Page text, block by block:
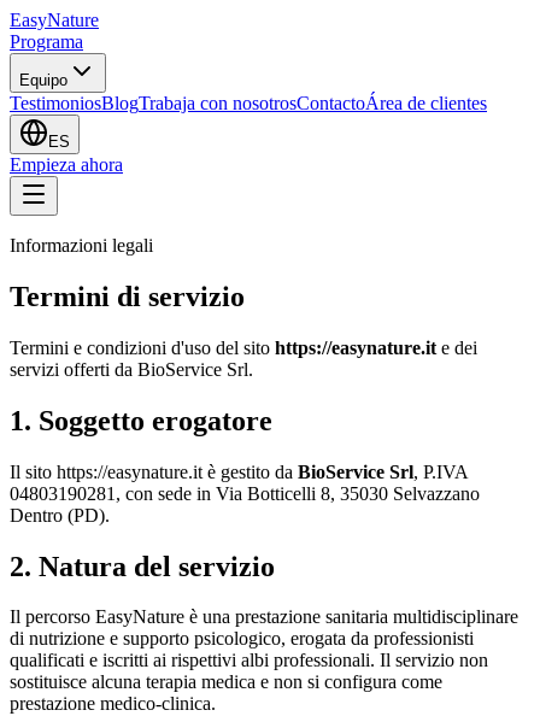
EasyNature
Programa
Equipo
TestimoniosBlogTrabaja con nosotrosContactoÁrea de clientes
ES
Empieza ahora
Informazioni legali
Termini di servizio
Termini e condizioni d'uso del sito https://easynature.it e dei
servizi offerti da BioService Srl.
1. Soggetto erogatore
Il sito https://easynature.it è gestito da BioService Srl, P.IVA
04803190281 , con sede in Via Botticelli 8, 35030 Selvazzano
Dentro (PD).
2. Natura del servizio
Il percorso EasyNature è una prestazione sanitaria multidisciplinare
di nutrizione e supporto psicologico, erogata da professionisti
qualificati e iscritti ai rispettivi albi professionali. Il servizio non
sostituisce alcuna terapia medica e non si configura come
prestazione medico-clinica.